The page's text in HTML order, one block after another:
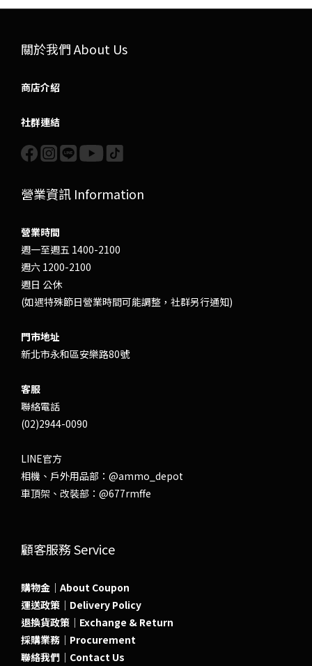
關於我們 About Us
商店介紹
社群連結
營業資訊 Information
營業時間
週一至週五 1400-2100
週六 1200-2100
週日 公休
(如遇特殊節日營業時間可能調整，社群另行通知)
門市地址
新北市永和區安樂路80號
客服
聯絡電話
(02)2944-0090
LINE官方
相機、戶外用品部： @ammo_depot
車頂架、改裝部： @677rmffe
顧客服務 Service
購物金｜About Coupon
運送政策｜Delivery Policy
退換貨政策｜Exchange & Return
採購業務｜Procurement
聯絡我們｜Contact Us